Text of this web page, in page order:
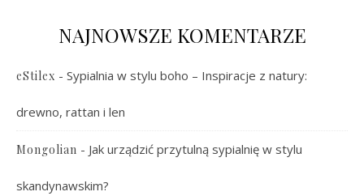
NAJNOWSZE KOMENTARZE
eStilex - Sypialnia w stylu boho – Inspiracje z natury:
drewno, rattan i len
Mongolian - Jak urządzić przytulną sypialnię w stylu
skandynawskim?